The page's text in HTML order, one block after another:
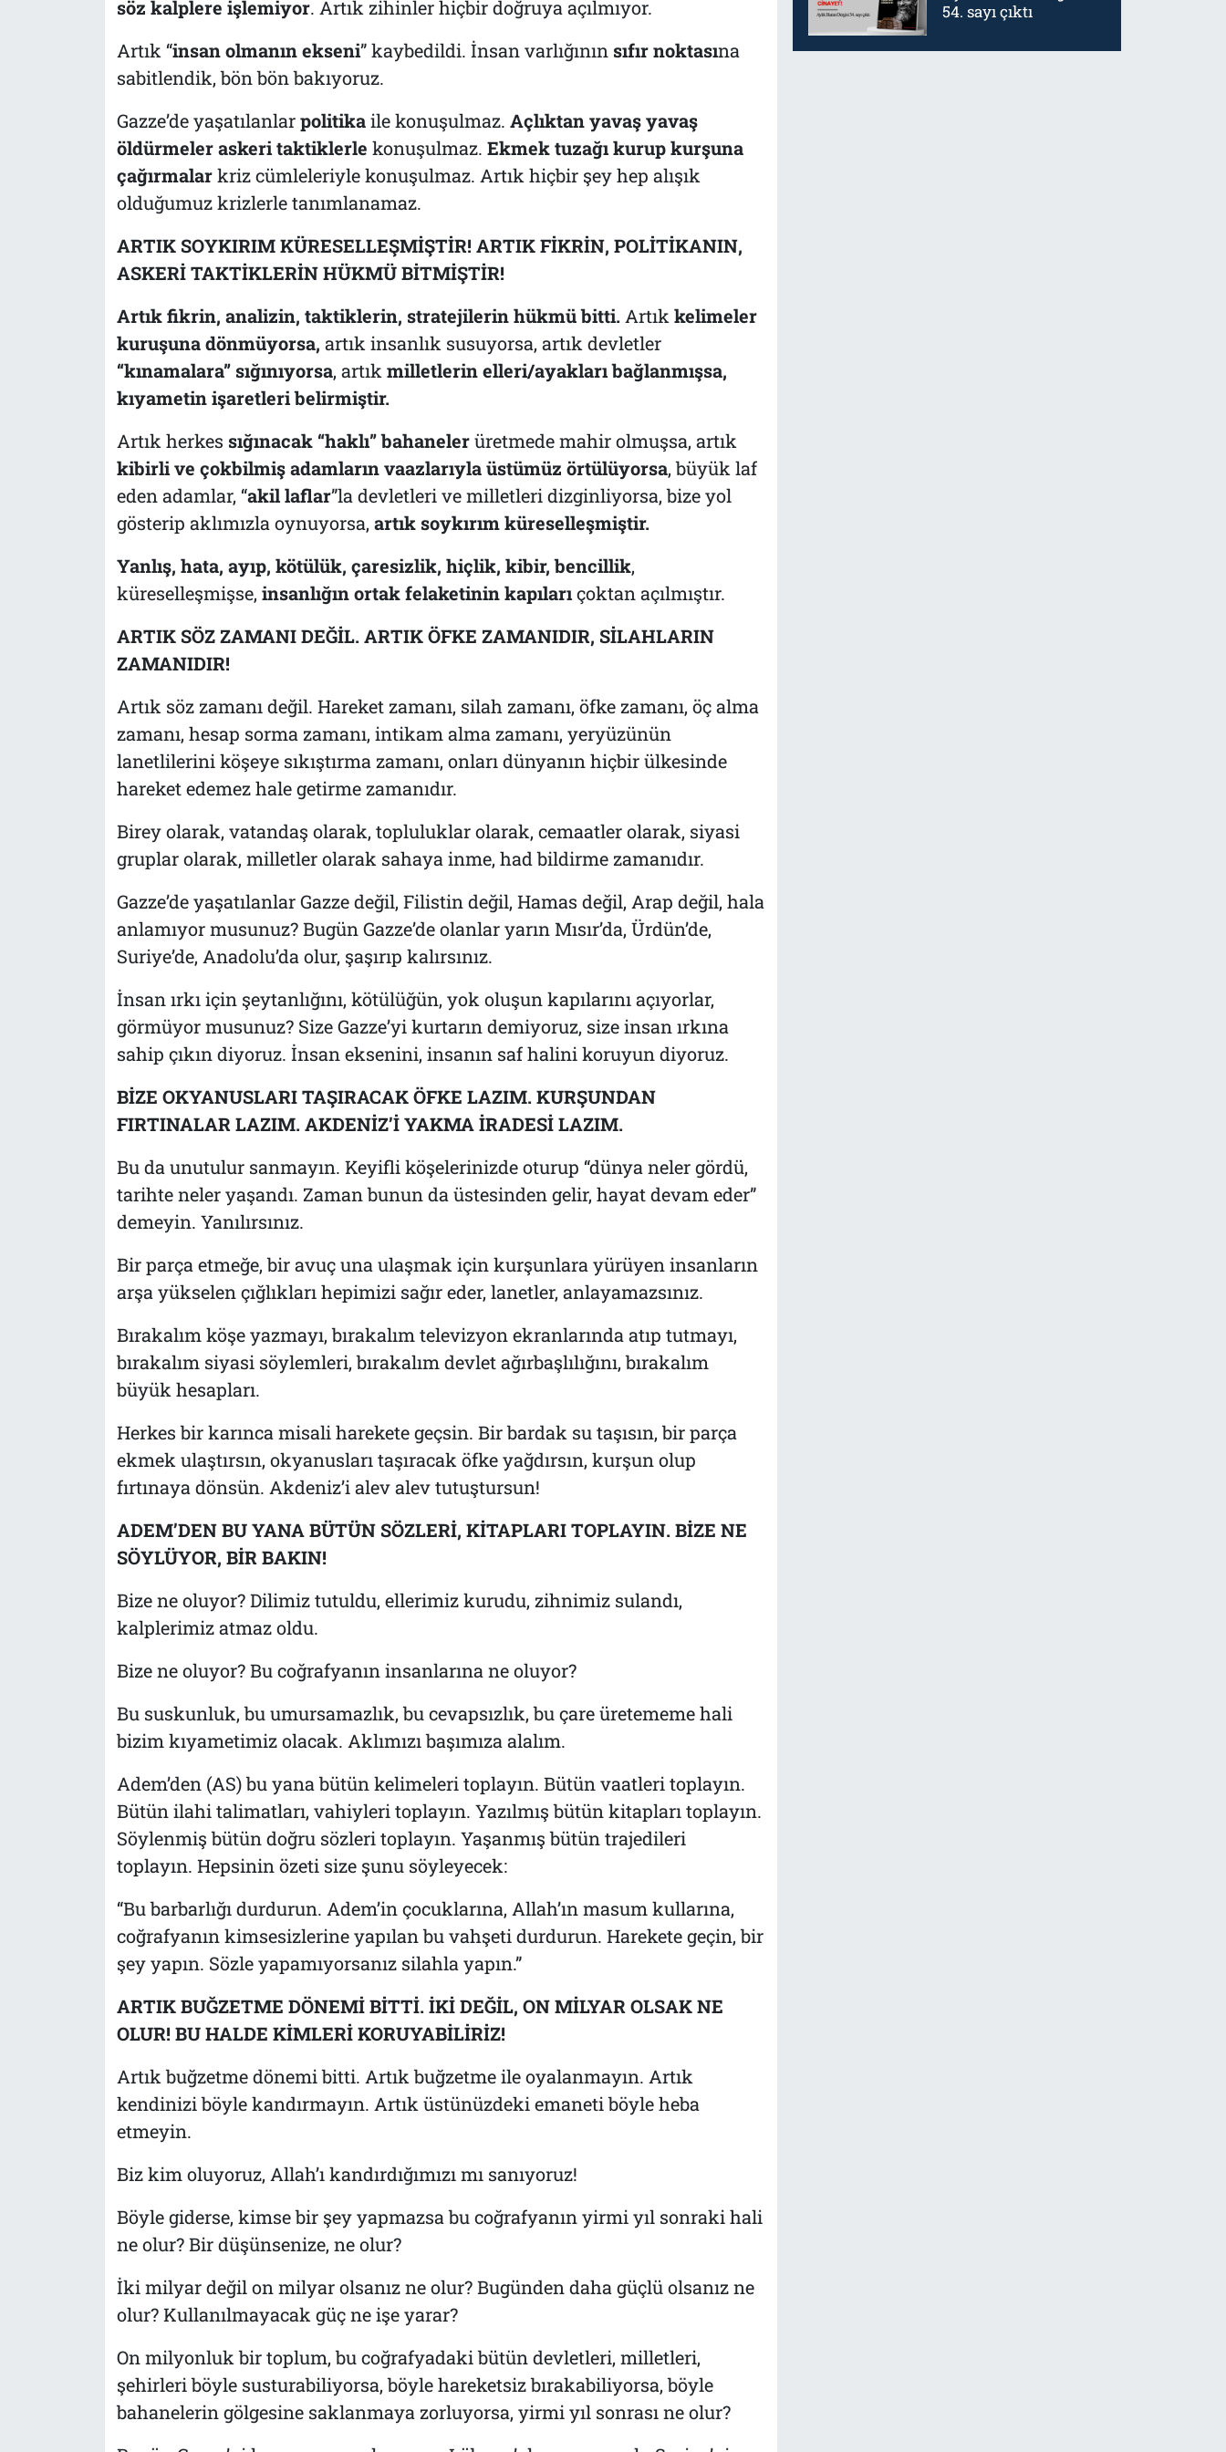
söz kalplere işlemiyor. Artık zihinler hiçbir doğruya açılmıyor.
Artık “insan olmanın ekseni” kaybedildi. İnsan varlığının sıfır noktasına
sabitlendik, bön bön bakıyoruz.
Gazze’de yaşatılanlarpolitikaile konuşulmaz. Açlıktan yavaş yavaş
öldürmeler askeri taktiklerle konuşulmaz. Ekmek tuzağı kurup kurşuna
çağırmalarkriz cümleleriyle konuşulmaz. Artık hiçbir şey hep alışık
olduğumuz krizlerle tanımlanamaz.
ARTIK SOYKIRIM KÜRESELLEŞMİŞTİR! ARTIK FİKRİN, POLİTİKANIN,
ASKERİ TAKTİKLERİN HÜKMÜ BİTMİŞTİR!
Artık fikrin, analizin, taktiklerin, stratejilerin hükmü bitti. Artık kelimeler
kuruşuna dönmüyorsa, artık insanlık susuyorsa, artık devletler
“kınamalara” sığınıyorsa, artık milletlerin elleri/ayakları bağlanmışsa,
kıyametin işaretleri belirmiştir.
Artık herkes sığınacak “haklı” bahanelerüretmede mahir olmuşsa, artık
kibirli ve çokbilmiş adamların vaazlarıyla üstümüz örtülüyorsa, büyük laf
eden adamlar, “akil laflar”la devletleri ve milletleri dizginliyorsa, bize yol
gösterip aklımızla oynuyorsa, artık soykırım küreselleşmiştir.
Yanlış, hata, ayıp, kötülük, çaresizlik, hiçlik, kibir, bencillik,
küreselleşmişse, insanlığın ortak felaketinin kapılarıçoktan açılmıştır.
ARTIK SÖZ ZAMANI DEĞİL. ARTIK ÖFKE ZAMANIDIR, SİLAHLARIN
ZAMANIDIR!
Artık söz zamanı değil. Hareket zamanı, silah zamanı, öfke zamanı, öç alma
zamanı, hesap sorma zamanı, intikam alma zamanı, yeryüzünün
lanetlilerini köşeye sıkıştırma zamanı, onları dünyanın hiçbir ülkesinde
hareket edemez hale getirme zamanıdır.
Birey olarak, vatandaş olarak, topluluklar olarak, cemaatler olarak, siyasi
gruplar olarak, milletler olarak sahaya inme, had bildirme zamanıdır.
Gazze’de yaşatılanlar Gazze değil, Filistin değil, Hamas değil, Arap değil, hala
anlamıyor musunuz? Bugün Gazze’de olanlar yarın Mısır’da, Ürdün’de,
Suriye’de, Anadolu’da olur, şaşırıp kalırsınız.
İnsan ırkı için şeytanlığını, kötülüğün, yok oluşun kapılarını açıyorlar,
görmüyor musunuz? Size Gazze’yi kurtarın demiyoruz, size insan ırkına
sahip çıkın diyoruz. İnsan eksenini, insanın saf halini koruyun diyoruz.
BİZE OKYANUSLARI TAŞIRACAK ÖFKE LAZIM. KURŞUNDAN
FIRTINALAR LAZIM. AKDENİZ’İ YAKMA İRADESİ LAZIM.
Bu da unutulur sanmayın. Keyifli köşelerinizde oturup “dünya neler gördü,
tarihte neler yaşandı. Zaman bunun da üstesinden gelir, hayat devam eder”
demeyin. Yanılırsınız.
Bir parça etmeğe, bir avuç una ulaşmak için kurşunlara yürüyen insanların
arşa yükselen çığlıkları hepimizi sağır eder, lanetler, anlayamazsınız.
Bırakalım köşe yazmayı, bırakalım televizyon ekranlarında atıp tutmayı,
bırakalım siyasi söylemleri, bırakalım devlet ağırbaşlılığını, bırakalım
büyük hesapları.
Herkes bir karınca misali harekete geçsin. Bir bardak su taşısın, bir parça
ekmek ulaştırsın, okyanusları taşıracak öfke yağdırsın, kurşun olup
fırtınaya dönsün. Akdeniz’i alev alev tutuştursun!
ADEM’DEN BU YANA BÜTÜN SÖZLERİ, KİTAPLARI TOPLAYIN. BİZE NE
SÖYLÜYOR, BİR BAKIN!
Bize ne oluyor? Dilimiz tutuldu, ellerimiz kurudu, zihnimiz sulandı,
kalplerimiz atmaz oldu.
Bize ne oluyor? Bu coğrafyanın insanlarına ne oluyor?
Bu suskunluk, bu umursamazlık, bu cevapsızlık, bu çare üretememe hali
bizim kıyametimiz olacak. Aklımızı başımıza alalım.
Adem’den (AS) bu yana bütün kelimeleri toplayın. Bütün vaatleri toplayın.
Bütün ilahi talimatları, vahiyleri toplayın. Yazılmış bütün kitapları toplayın.
Söylenmiş bütün doğru sözleri toplayın. Yaşanmış bütün trajedileri
toplayın. Hepsinin özeti size şunu söyleyecek:
“Bu barbarlığı durdurun. Adem’in çocuklarına, Allah’ın masum kullarına,
coğrafyanın kimsesizlerine yapılan bu vahşeti durdurun. Harekete geçin, bir
şey yapın. Sözle yapamıyorsanız silahla yapın.”
ARTIK BUĞZETME DÖNEMİ BİTTİ. İKİ DEĞİL, ON MİLYAR OLSAK NE
OLUR! BU HALDE KİMLERİ KORUYABİLİRİZ!
Artık buğzetme dönemi bitti. Artık buğzetme ile oyalanmayın. Artık
kendinizi böyle kandırmayın. Artık üstünüzdeki emaneti böyle heba
etmeyin.
Biz kim oluyoruz, Allah’ı kandırdığımızı mı sanıyoruz!
Böyle giderse, kimse bir şey yapmazsa bu coğrafyanın yirmi yıl sonraki hali
ne olur? Bir düşünsenize, ne olur?
İki milyar değil on milyar olsanız ne olur? Bugünden daha güçlü olsanız ne
olur? Kullanılmayacak güç ne işe yarar?
On milyonluk bir toplum, bu coğrafyadaki bütün devletleri, milletleri,
şehirleri böyle susturabiliyorsa, böyle hareketsiz bırakabiliyorsa, böyle
bahanelerin gölgesine saklanmaya zorluyorsa, yirmi yıl sonrası ne olur?
54. sayı çıktı